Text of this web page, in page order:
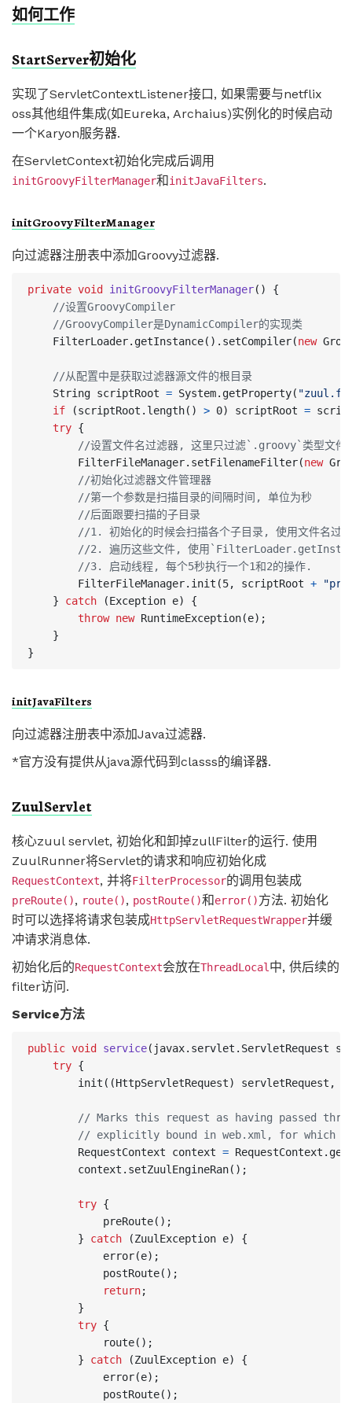
如何工作
StartServer初始化
实现了ServletContextListener接口, 如果需要与netflix
oss其他组件集成(如Eureka, Archaius)实例化的时候启动
一个Karyon服务器.
在ServletContext初始化完成后调用
initGroovyFilterManager和initJavaFilters.
initGroovyFilterManager
向过滤器注册表中添加Groovy过滤器.
private void initGroovyFilterManager()
{
//设置GroovyCompiler
//GroovyCompiler是DynamicCompiler的实现类
FilterLoader. getInstance(). setCompiler(new
//从配置中是获取过滤器源文件的根目录
String scriptRoot = System. getProperty(
if
(scriptRoot . length() > 0) scriptRoot =
try {
//设置文件名过滤器, 这里只过滤`.groovy`类型文件.
FilterFileManager. setFilenameFilter(new
//初始化过滤器文件管理器
//第一个参数是扫描目录的间隔时间, 单位为秒
//后面跟要扫描的子目录
//1. 初始化的时候会扫描各个子目录, 使用文件名过
//2. 遍历这些文件, 使用
//3. 启动线程, 每个5秒执行一个1和2的操作.
FilterFileManager. init (5, scriptRoot +
}
catch (Exception e)
{
throw new RuntimeException(e);
}
}
initJavaFilters
向过滤器注册表中添加Java过滤器.
*官方没有提供从java源代码到classs的编译器.
ZuulServlet
核心zuul servlet, 初始化和卸掉zullFilter的运行. 使用
ZuulRunner将Servlet的请求和响应初始化成
RequestContext, 并将FilterProcessor的调用包装成
preRoute(), route(), postRoute()和error()方法. 初始化
时可以选择将请求包装成HttpServletRequestWrapper并缓
冲请求消息体.
初始化后的RequestContext会放在ThreadLocal 中, 供后续的
filter访问.
Service方法
public void service( javax. servlet . ServletRequest
try {
init ((HttpServletRequest) servletRequest ,
// Marks this request as having passed
// explicitly bound in web.xml, for which
RequestContext
context = RequestContext .
context . setZuulEngineRan();
try {
preRoute();
}
catch (ZuulException e)
{
error(e);
postRoute();
return;
}
try {
route();
}
catch (ZuulException e)
{
error(e);
postRoute();